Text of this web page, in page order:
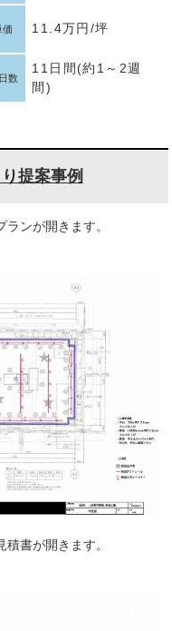
価 11.4万円/坪
数
11日間(約1～2週
間)
提案事例
ンが開きます。
書が開きます。